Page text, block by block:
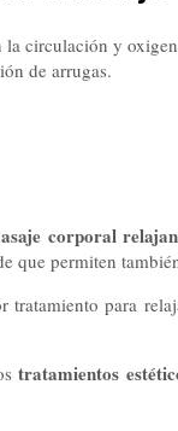
la circulación y
de arrugas.
corporal
que permiten
tratamiento para
tratamientos